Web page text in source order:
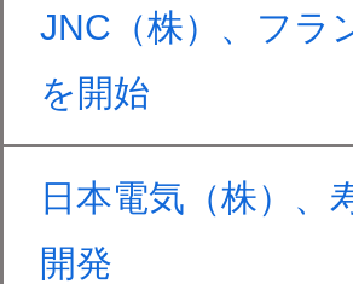
JNC（株）、フラ
を開始
日本電気（株）、
開発